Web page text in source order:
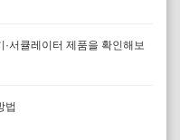
서큘레이터 제품을 확인해보
법